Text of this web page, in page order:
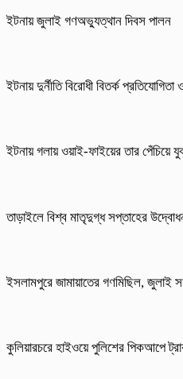
ইটনায় জুলাই গণঅভ্যুত্থান দিবস পালন
ইটনায় দুর্নীতি বিরোধী বিতর্ক
ইটনায় গলায় ওয়াই-ফাইয়ের তার পেঁচিয়ে
তাড়াইলে বিশ্ব মাতৃদুগ্ধ সপ্তাহের
ইসলামপুরে জামায়াতের গণমিছিল, জুলাই
কুলিয়ারচরে হাইওয়ে পুলিশের পিকআপে